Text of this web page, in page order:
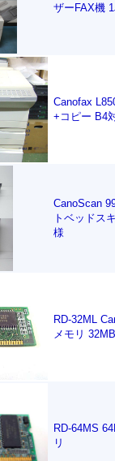
ザーFAX機
Canofax
+コピー B4
CanoScan
トベッドス
様
RD-32ML
メモリ 32MB
RD-64MS
リ